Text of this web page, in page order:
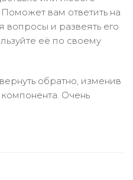
Поможет вам ответить на
вопросы и развеять его
её по своему
обратно, изменив
компонента. Очень